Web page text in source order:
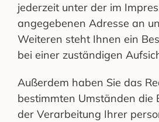
jederzeit unter der im
angegebenen Adresse an
Weiteren steht Ihnen ein
bei einer zuständigen
Außerdem haben Sie das
bestimmten Umständen die
der Verarbeitung Ihrer